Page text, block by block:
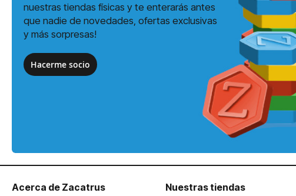
nuestras tiendas físicas y te enterarás antes
que nadie de novedades, ofertas exclusivas
y más sorpresas!
Hacerme socio
Acerca de Zacatrus
Nuestras tiendas